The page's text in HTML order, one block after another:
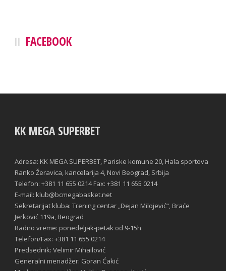
FACEBOOK
KK MEGA SUPERBET
Adresa: KK MEGA SUPERBET, Pariske komune 20, Hala sportova
Ranko Žeravica, kancelarija 4, Novi Beograd, Srbija
Telefon: +381 11 655 0214 Fax: +381 11 655 0214
E-mail: klub@bcmegabasket.net
Sekretarijat kluba: Trening centar „Dejan Milojević“, Braće
Jerković 119a, Beograd
Radno vreme: ponedeljak-petak od 9-15h
Telefon/Fax: +381 11 655 0214
Predsednik: Velimir Mihailović
Generalni menadžer: Goran Ćakić